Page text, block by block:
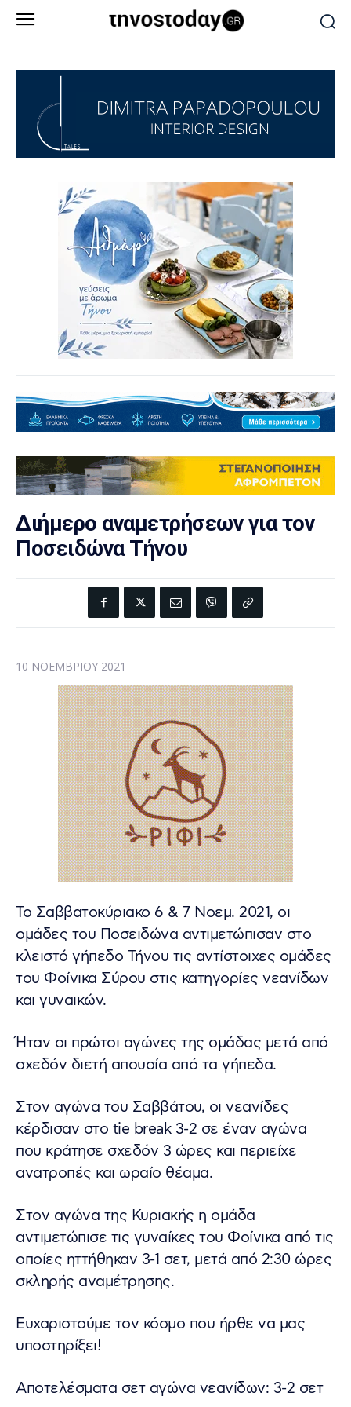
Διήμερο αναμετρήσεων για τον
Ποσειδώνα Τήνου
10 ΝΟΕΜΒΡΊΟΥ 2021
Το Σαββατοκύριακο 6 & 7 Νοεμ. 2021, οι
ομάδες του Ποσειδώνα αντιμετώπισαν στο
κλειστό γήπεδο Τήνου τις αντίστοιχες ομάδες
του Φοίνικα Σύρου στις κατηγορίες νεανίδων
και γυναικών.
Ήταν οι πρώτοι αγώνες της ομάδας μετά από
σχεδόν διετή απουσία από τα γήπεδα.
Στον αγώνα του Σαββάτου, οι νεανίδες
κέρδισαν στο tie break 3-2 σε έναν αγώνα
που κράτησε σχεδόν 3 ώρες και περιείχε
ανατροπές και ωραίο θέαμα.
Στον αγώνα της Κυριακής η ομάδα
αντιμετώπισε τις γυναίκες του Φοίνικα από τις
οποίες ηττήθηκαν 3-1 σετ, μετά από 2:30 ώρες
σκληρής αναμέτρησης.
Ευχαριστούμε τον κόσμο που ήρθε να μας
υποστηρίξει!
Αποτελέσματα σετ αγώνα νεανίδων: 3-2 σετ